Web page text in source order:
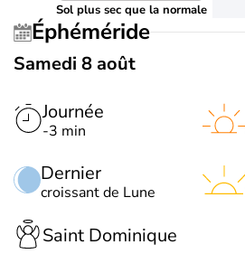
Sol plus sec que la normale
Éphéméride
Samedi 8 août
Journée
-3 min
Dernier
croissant de Lune
Saint Dominique